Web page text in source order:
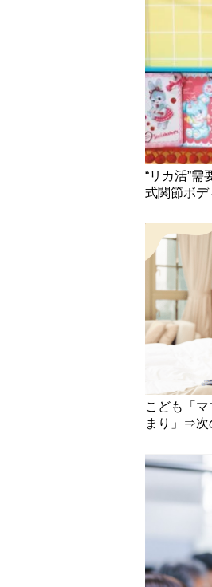
“リカ活”需
式関節ボデ
こども「
まり」⇒次